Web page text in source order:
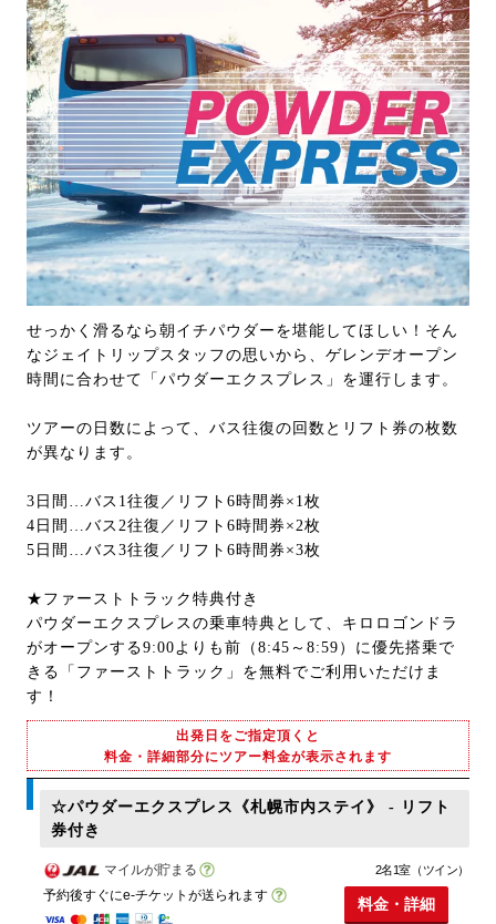
せっかく滑るなら朝イチパウダーを堪能してほしい！そん
なジェイトリップスタッフの思いから、ゲレンデオープン
時間に合わせて「パウダーエクスプレス」を運行します。
ツアーの日数によって、バス往復の回数とリフト券の枚数
が異なります。
3日間…バス1往復／リフト6時間券×1枚
4日間…バス2往復／リフト6時間券×2枚
5日間…バス3往復／リフト6時間券×3枚
★ファーストトラック特典付き
パウダーエクスプレスの乗車特典として、キロロゴンドラ
がオープンする9:00よりも前（8:45～8:59）に優先搭乗で
きる「ファーストトラック」を無料でご利用いただけま
す！
出発日をご指定頂くと
料金・詳細部分にツアー料金が表示されます
☆パウダーエクスプレス《札幌市内ステイ》 - リフト
券付き
マイルが貯まる
予約後すぐにe-チケットが送られます
2名1室（ツイン）
料金・詳細